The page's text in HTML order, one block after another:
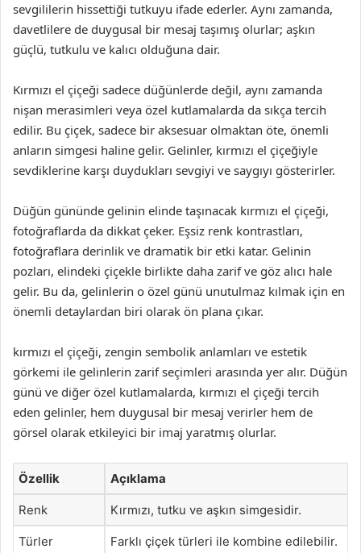
sevgililerin hissettiği tutkuyu ifade ederler. Aynı zamanda,
davetlilere de duygusal bir mesaj taşımış olurlar; aşkın
güçlü, tutkulu ve kalıcı olduğuna dair.
Kırmızı el çiçeği sadece düğünlerde değil, aynı zamanda
nişan merasimleri veya özel kutlamalarda da sıkça tercih
edilir. Bu çiçek, sadece bir aksesuar olmaktan öte, önemli
anların simgesi haline gelir. Gelinler, kırmızı el çiçeğiyle
sevdiklerine karşı duydukları sevgiyi ve saygıyı gösterirler.
Düğün gününde gelinin elinde taşınacak kırmızı el çiçeği,
fotoğraflarda da dikkat çeker. Eşsiz renk kontrastları,
fotoğraflara derinlik ve dramatik bir etki katar. Gelinin
pozları, elindeki çiçekle birlikte daha zarif ve göz alıcı hale
gelir. Bu da, gelinlerin o özel günü unutulmaz kılmak için en
önemli detaylardan biri olarak ön plana çıkar.
kırmızı el çiçeği, zengin sembolik anlamları ve estetik
görkemi ile gelinlerin zarif seçimleri arasında yer alır. Düğün
günü ve diğer özel kutlamalarda, kırmızı el çiçeği tercih
eden gelinler, hem duygusal bir mesaj verirler hem de
görsel olarak etkileyici bir imaj yaratmış olurlar.
Özellik Açıklama
Renk Kırmızı, tutku ve aşkın simgesidir.
Türler Farklı çiçek türleri ile kombine edilebilir.